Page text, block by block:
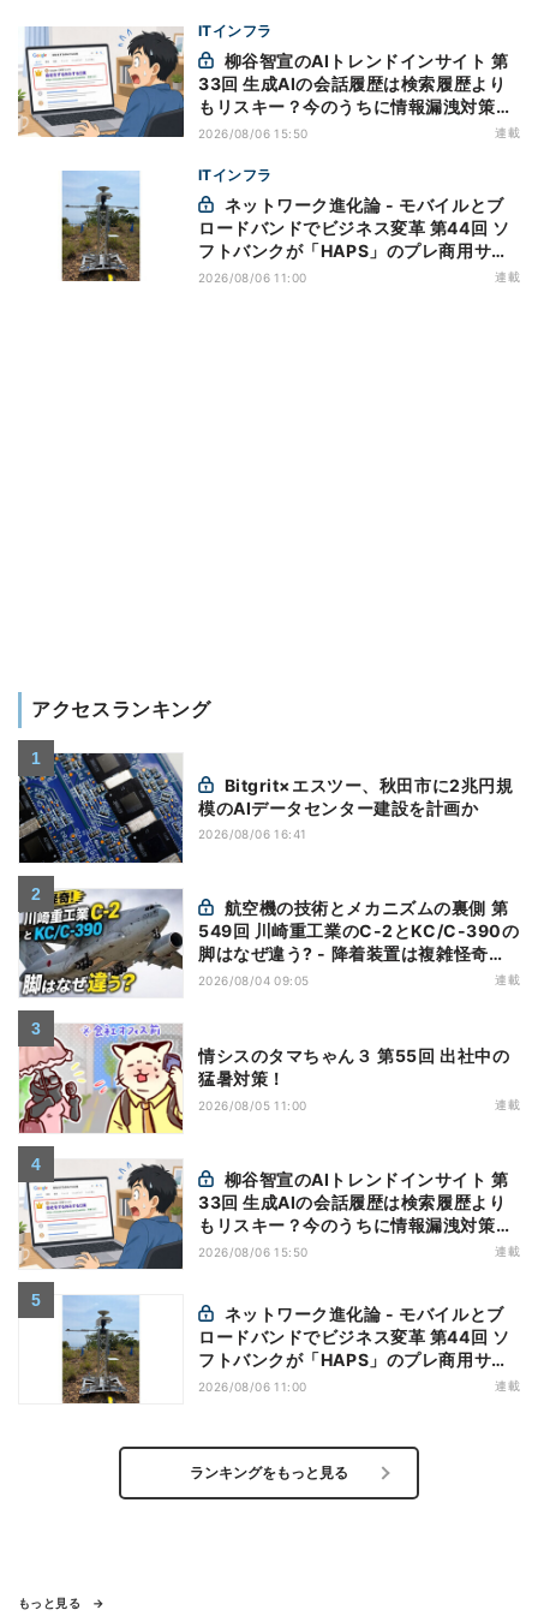
ITインフラ
33回 生成AIの会話履歴は検索履歴より
もリスキー？今のうちに情報漏洩対策を
万全にしておこう
2026/08/06 15:50 連載
ITインフラ
ロードバンドでビジネス変革 第44回 ソ
フトバンクが「HAPS」のプレ商用サー
ビス開始を表明、本格的な商用展開のめ
2026/08/06 11:00 連載
アクセスランキング
模のAIデータセンター建設を計画か
2026/08/06 16:41
549回 川崎重工業のC-2とKC/C-390の
脚はなぜ違う? - 降着装置は複雑怪奇
(5)|軍用輸送機(10)
2026/08/04 09:05 連載
情シスのタマちゃん３ 第55回 出社中の
猛暑対策！
2026/08/05 11:00 連載
33回 生成AIの会話履歴は検索履歴より
もリスキー？今のうちに情報漏洩対策を
万全にしておこう
2026/08/06 15:50 連載
ロードバンドでビジネス変革 第44回 ソ
フトバンクが「HAPS」のプレ商用サー
ビス開始を表明、本格的な商用展開のめ
2026/08/06 11:00 連載
ランキングをもっと見る
もっと見る